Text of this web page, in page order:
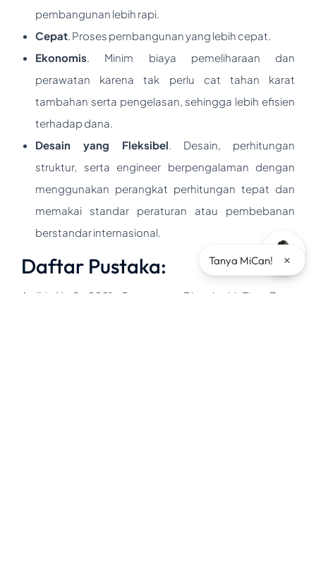
pembangunan lebih rapi.
Cepat . Proses pembangunan yang lebih cepat.
Ekonomis . Minim biaya pemeliharaan dan
perawatan karena tak perlu cat tahan karat
tambahan serta pengelasan, sehingga lebih efisien
terhadap dana.
Desain yang Fleksibel . Desain, perhitungan
struktur, serta engineer berpengalaman dengan
menggunakan perangkat perhitungan tepat dan
memakai standar peraturan atau pembebanan
berstandar internasional.
Daftar Pustaka:
Ardhi, N. S. 2021.
Penerapan Biosekuriti Tiga Zona
Tanya MiCan! ×